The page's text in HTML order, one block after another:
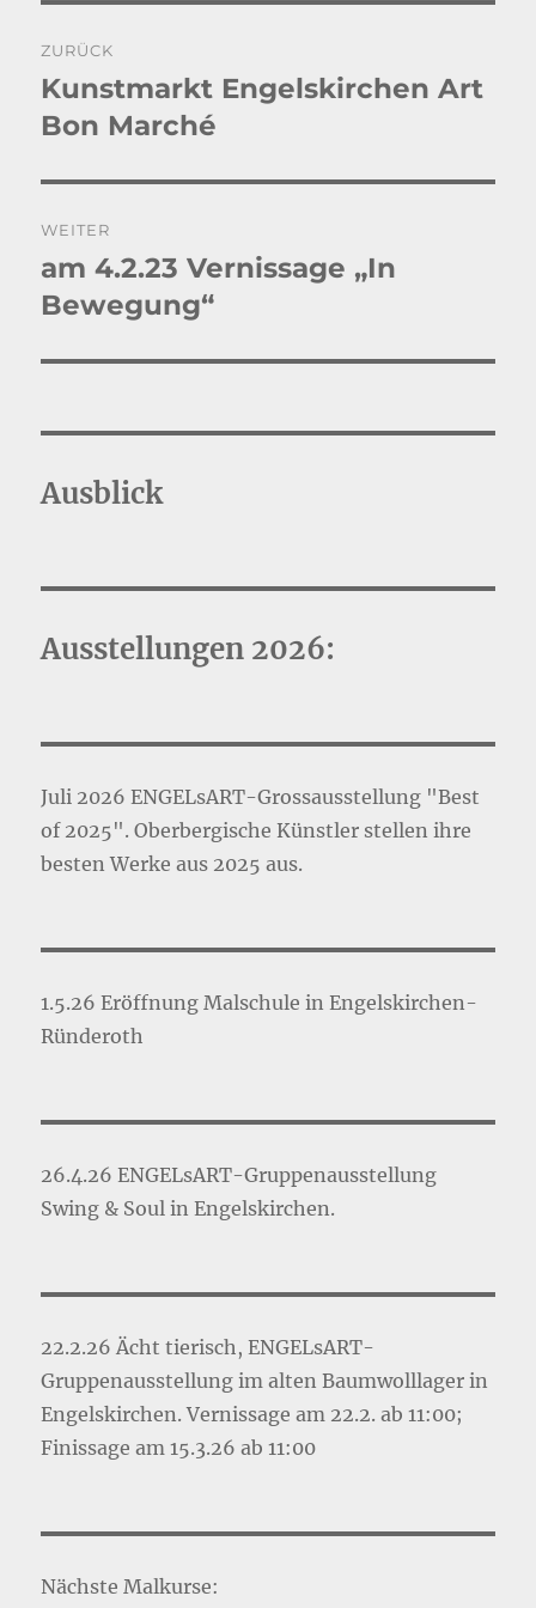
ZURÜCK
Vorheriger
Beitrag:
Kunstmarkt Engelskirchen Art
Bon Marché
WEITER
Nächster
Beitrag:
am 4.2.23 Vernissage „In
Bewegung“
Ausblick
Ausstellungen 2026:
Juli 2026 ENGELsART-Grossausstellung "Best
of 2025". Oberbergische Künstler stellen ihre
besten Werke aus 2025 aus.
1.5.26 Eröffnung Malschule in Engelskirchen-
Ründeroth
26.4.26 ENGELsART-Gruppenausstellung
Swing & Soul in Engelskirchen.
22.2.26 Ächt tierisch, ENGELsART-
Gruppenausstellung im alten Baumwolllager in
Engelskirchen. Vernissage am 22.2. ab 11:00;
Finissage am 15.3.26 ab 11:00
Nächste Malkurse: